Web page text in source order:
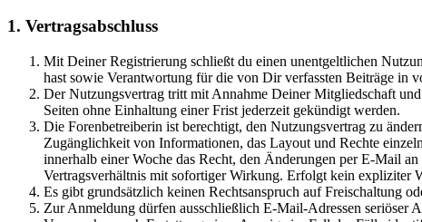
1. Vertragsabschluss
Mit Deiner Registrierung schließt du einen unentgeltlichen
hast sowie Verantwortung für die von Dir verfassten Beiträge in
Der Nutzungsvertrag tritt mit Annahme Deiner Mitgliedschaft
Seiten ohne Einhaltung einer Frist jederzeit gekündigt werden.
Die Forenbetreiberin ist berechtigt, den Nutzungsvertrag zu
Zugänglichkeit von Informationen, das Layout und Rechte
innerhalb einer Woche das Recht, den Änderungen per E-Mail
Vertragsverhältnis mit sofortiger Wirkung. Erfolgt kein expliziter
Es gibt grundsätzlich keinen Rechtsanspruch auf Freischaltung
Zur Anmeldung dürfen ausschließlich E-Mail-Adressen seriöser